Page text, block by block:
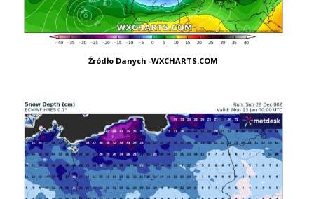
Źródło Danych -WXCHARTS.COM